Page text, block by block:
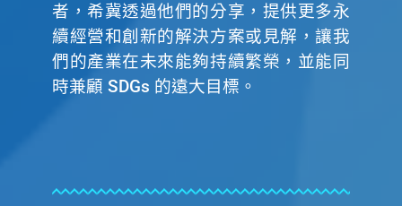
者，希冀透過他們的分享，提供更多永
續經營和創新的解決方案或見解，讓我
們的產業在未來能夠持續繁榮，並能同
時兼顧 SDGs 的遠大目標。